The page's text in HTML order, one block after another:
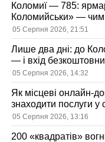
Коломиї — 785:
Коломийськи» — чим
05 Серпня 2026, 21:51
Лише два дні: до
— і вхід
05 Серпня 2026, 14:32
Як місцеві онлайн-
знаходити послуги у
05 Серпня 2026, 13:16
200 «квадратів»